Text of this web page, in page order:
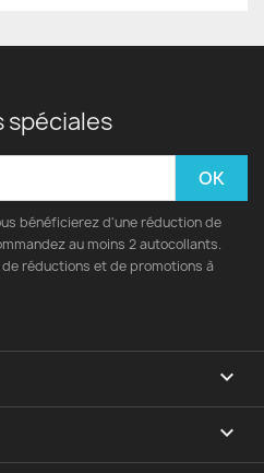
spéciales
bénéficierez d'une réduction de
au moins 2 autocollants.
réductions et de promotions à

